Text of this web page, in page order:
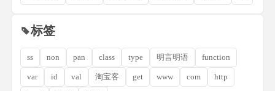
标签
ss non pan class type 明言明语 function
var id val 淘宝客 get www com http